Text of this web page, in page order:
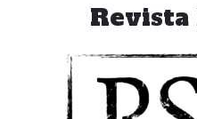
Revista